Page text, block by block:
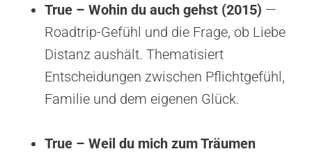
True – Wohin du auch gehst (2015) —
Roadtrip-Gefühl und die Frage, ob Liebe
Distanz aushält. Thematisiert
Entscheidungen zwischen Pflichtgefühl,
Familie und dem eigenen Glück.
True – Weil du mich zum Träumen